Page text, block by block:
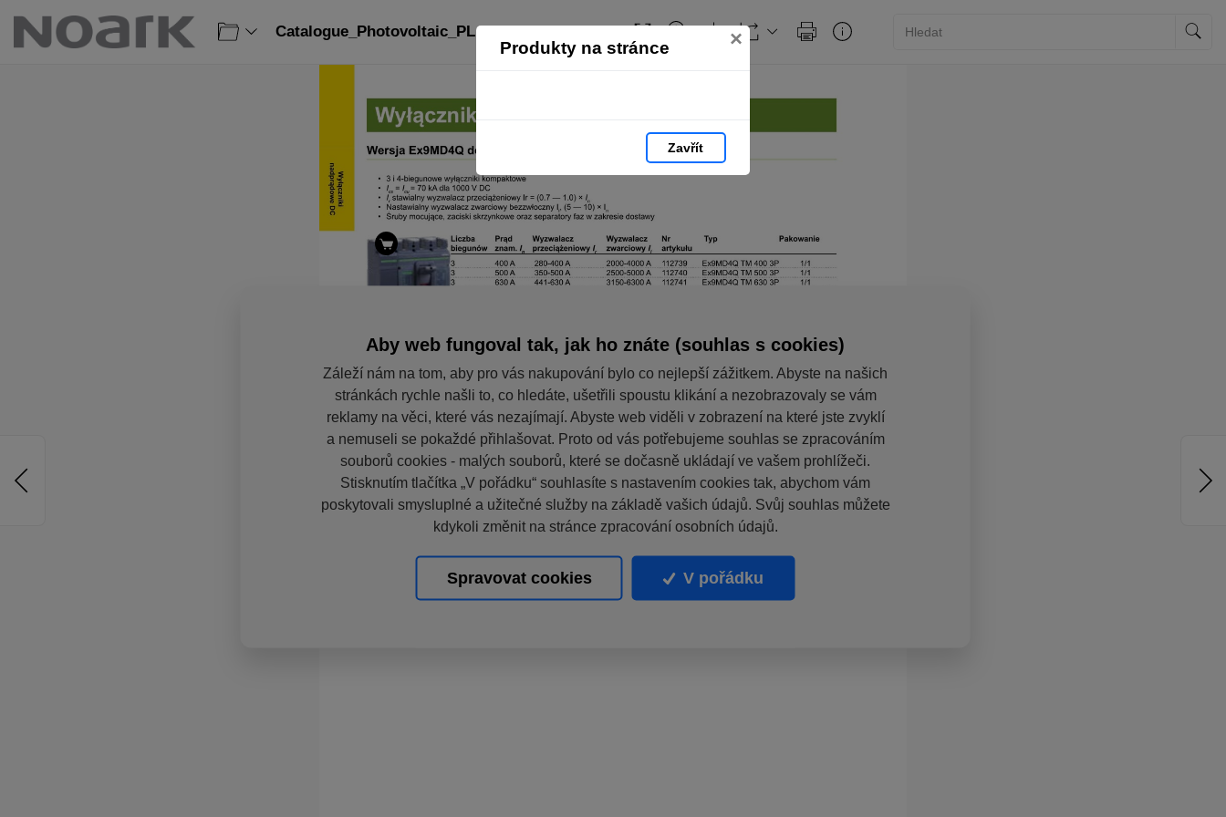
Produkty na stránce ×
Zavřít
Catalogue_Photovoltaic_PL: strana 54
Aby web fungoval tak, jak ho znáte (souhlas s cookies)
Záleží nám na tom, aby pro vás nakupování bylo co nejlepší zážitkem. Abyste na našich
stránkách rychle našli to, co hledáte, ušetřili spoustu klikání a nezobrazovaly se vám
reklamy na věci, které vás nezajímají. Abyste web viděli v zobrazení na které jste zvyklí
a nemuseli se pokaždé přihlašovat. Proto od vás potřebujeme souhlas se zpracováním
souborů cookies - malých souborů, které se dočasně ukládají ve vašem prohlížeči.
Stisknutím tlačítka „V pořádku“ souhlasíte s nastavením cookies tak, abychom vám
poskytovali smysluplné a užitečné služby na základě vašich údajů. Svůj souhlas můžete
kdykoli změnit na stránce zpracování osobních údajů.
Spravovat cookies V pořádku